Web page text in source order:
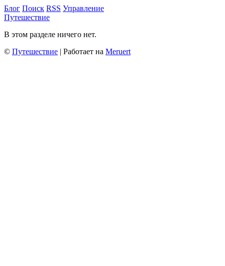
Блог Поиск RSS Управление
Путешествие
В этом разделе ничего нет.
© Путешествие | Работает на Meruert